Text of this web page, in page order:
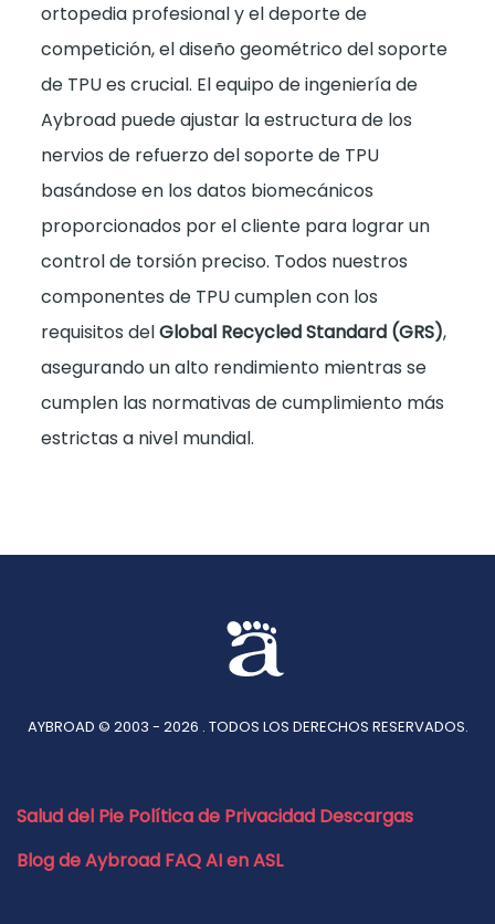
ortopedia profesional y el deporte de
competición, el diseño geométrico del soporte
de TPU es crucial. El equipo de ingeniería de
Aybroad puede ajustar la estructura de los
nervios de refuerzo del soporte de TPU
basándose en los datos biomecánicos
proporcionados por el cliente para lograr un
control de torsión preciso. Todos nuestros
componentes de TPU cumplen con los
requisitos delGlobal Recycled Standard (GRS),
asegurando un alto rendimiento mientras se
cumplen las normativas de cumplimiento más
estrictas a nivel mundial.
AYBROAD © 2003 - 2026 . TODOS LOS DERECHOS RESERVADOS.
Salud del Pie Política de Privacidad Descargas
Blog de Aybroad FAQAI en ASL